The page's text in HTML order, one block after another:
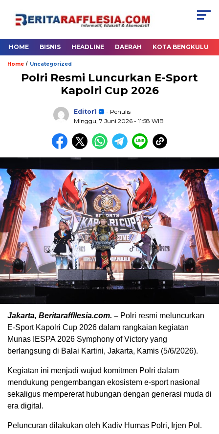
HOME BISNIS HEADLINE DAERAH KOTA BENGKULU
Home / Uncategorized
Polri Resmi Luncurkan E-Sport
Kapolri Cup 2026
Editor1
- Penulis
Minggu, 7 Juni 2026 - 11:58 WIB
Jakarta, Beritaraffllesia.com. – Polri resmi meluncurkan
E-Sport Kapolri Cup 2026 dalam rangkaian kegiatan
Munas IESPA 2026 Symphony of Victory yang
berlangsung di Balai Kartini, Jakarta, Kamis (5/6/2026).
Kegiatan ini menjadi wujud komitmen Polri dalam
mendukung pengembangan ekosistem e-sport nasional
sekaligus mempererat hubungan dengan generasi muda di
era digital.
Peluncuran dilakukan oleh Kadiv Humas Polri, Irjen Pol.